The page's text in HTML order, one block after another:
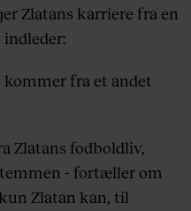
Zlatans karriere fra en
indleder:
kommer fra et andet
Zlatans fodboldliv,
- fortæller om
Zlatan kan, til